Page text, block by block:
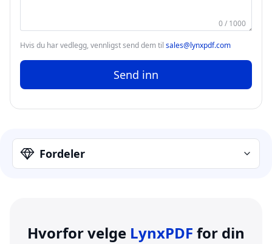
0 / 1000
Hvis du har vedlegg, vennligst send dem til sales@lynxpdf.com
Send inn
Fordeler
Hvorfor velge LynxPDF for din